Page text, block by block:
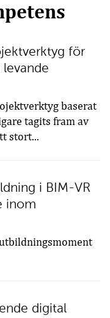
för
baserat
tagits fram av
stort...
i BIM-VR
inom
digital